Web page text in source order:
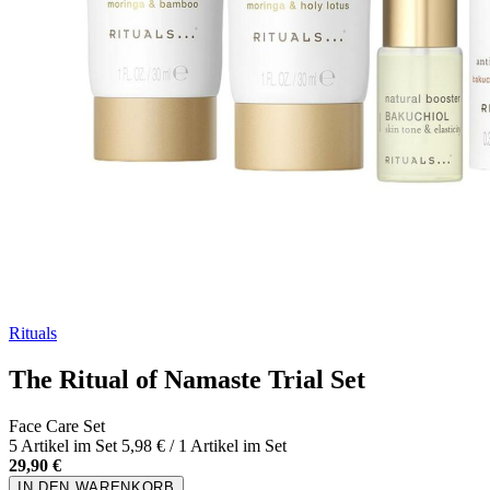
Rituals
The Ritual of Namaste Trial Set
Face Care Set
5 Artikel im Set 5,98 € / 1 Artikel im Set
29,90 €